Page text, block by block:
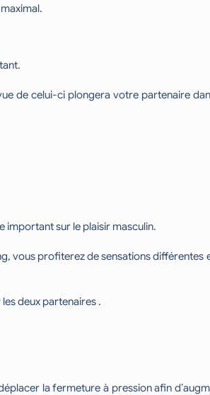
de celui-ci plongera votre partenaire
important sur le plaisir masculin.
vous profiterez de sensations différentes
deux partenaires .
la fermeture à pression afin